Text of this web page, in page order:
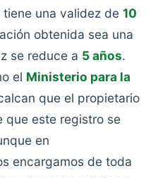
una validez de 10
obtenida sea una
se reduce a 5 años.
el Ministerio para la
que el propietario
que este registro se
en
encargamos de toda